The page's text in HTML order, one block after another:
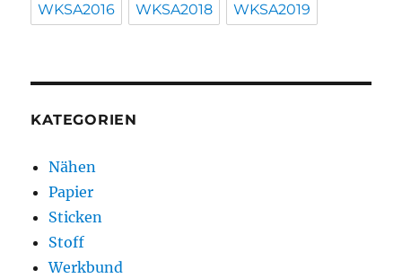
WKSA2016 WKSA2018 WKSA2019
KATEGORIEN
Nähen
Papier
Sticken
Stoff
Werkbund